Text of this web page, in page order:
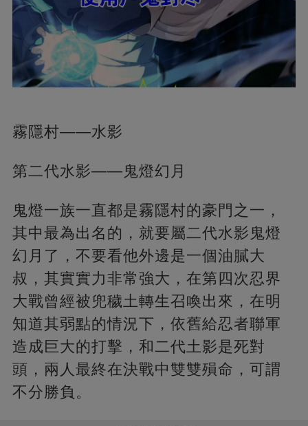
霧隱村——水影
第二代水影——鬼燈幻月
鬼燈一族一直都是霧隱村的豪門之一，
其中最為出名的，就要屬二代水影鬼燈
幻月了，不要看他外邊是一個油膩大
叔，其實實力非常強大，在第四次忍界
大戰曾經被兜穢土轉生召喚出來，在明
知道其弱點的情況下，依舊給忍者聯軍
造成巨大的打擊，和二代土影是死對
頭，兩人最終在決戰中雙雙殞命，可謂
不分勝負。